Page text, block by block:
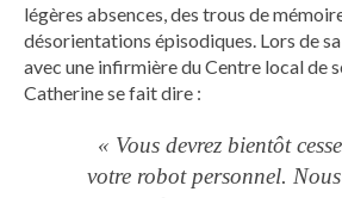
légères absences, des trous de
désorientations épisodiques. Lors de
avec une infirmière du Centre local de
Catherine se fait dire :
« Vous devrez bientôt
votre robot personnel.